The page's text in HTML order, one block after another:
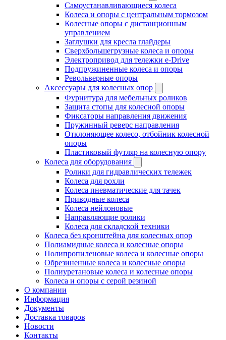
Самоустанавливающиеся колеса
Колеса и опоры с центральным тормозом
Колесные опоры с дистанционным
управлением
Заглушки для кресла глайдеры
Сверхбольшегрузные колеса и опоры
Электропривод для тележки e-Drive
Подпружиненные колеса и опоры
Револьверные опоры
Аксессуары для колесных опор
Фурнитура для мебельных роликов
Защита стопы для колесной опоры
Фиксаторы направления движения
Пружинный реверс направления
Отклоняющее колесо, отбойник колесной
опоры
Пластиковый футляр на колесную опору
Колеса для оборудования
Ролики для гидравлических тележек
Колеса для рохли
Колеса пневматические для тачек
Приводные колеса
Колеса нейлоновые
Направляющие ролики
Колеса для складской техники
Колеса без кронштейна для колесных опор
Полиамидные колеса и колесные опоры
Полипропиленовые колеса и колесные опоры
Обрезиненные колеса и колесные опоры
Полиуретановые колеса и колесные опоры
Колеса и опоры с серой резиной
О компании
Информация
Документы
Доставка товаров
Новости
Контакты